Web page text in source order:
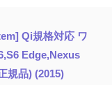
Qi規格対応 ワ
Edge,Nexus
規品) (2015)